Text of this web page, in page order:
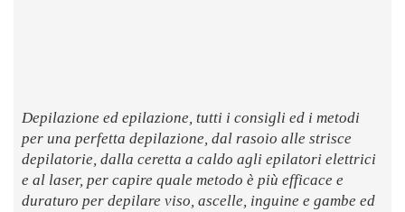
Depilazione ed epilazione, tutti i consigli ed i metodi
per una perfetta depilazione, dal rasoio alle strisce
depilatorie, dalla ceretta a caldo agli epilatori elettrici
e al laser, per capire quale metodo è più efficace e
duraturo per depilare viso, ascelle, inguine e gambe ed